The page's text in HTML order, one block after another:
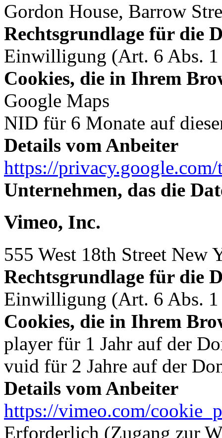
Gordon House, Barrow
Rechtsgrundlage für die
Einwilligung (Art. 6 Abs.
Cookies, die in Ihrem
Google Maps
NID für 6 Monate auf
Details vom Anbeiter
https://
Unternehmen, das die
Vimeo, Inc.
555 West 18th Street New
Rechtsgrundlage für die
Einwilligung (Art. 6 Abs.
Cookies, die in Ihrem
player für 1 Jahr auf der
vuid für 2 Jahre auf der
Details vom Anbeiter
https://vimeo.com/
Erforderlich (Zugang zur